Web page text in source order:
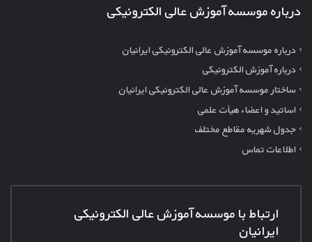
درباره موسسه آموزش عالی الکترونیکی
درباره موسسه آموزش عالی الکترونیکی ایرانیان
درباره آموزش الکترونیکی
ساختار موسسه آموزش عالی الکترونیکی ایرانیان
اساتید و اعضاء هیأت علمی
جدول شهریه مقاطع مختلف
اطلاعات تماس
ارتباط با موسسه آموزش عالی الکترونیکی
ایرانیان